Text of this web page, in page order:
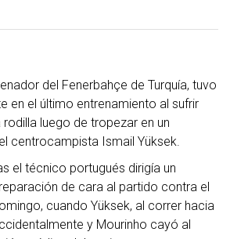
del Fenerbahçe de Turquía, tuvo
en el último entrenamiento al sufrir
rodilla luego de tropezar en un
centrocampista Ismail Yüksek.
el técnico portugués dirigía un
de cara al partido contra el
cuando Yüksek, al correr hacia
y Mourinho cayó al